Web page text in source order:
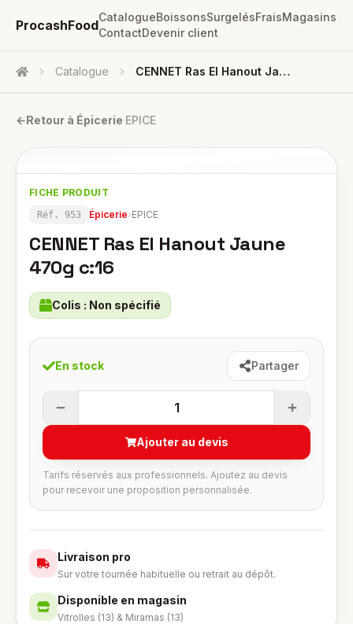
ProcashFood
CatalogueBoissonsSurgelésFraisMagasins
ContactDevenir client
Accueil Catalogue CENNET Ras El Hanout Jaune 470g C:16
←Retour à Épicerie·EPICE
FICHE PRODUIT
Réf. 953 Épicerie›EPICE
CENNET Ras El Hanout Jaune
470g c:16
Colis : Non spécifié
En stock Partager
1
Ajouter au devis
Tarifs réservés aux professionnels. Ajoutez au devis
pour recevoir une proposition personnalisée.
Livraison pro
Sur votre tournée habituelle ou retrait au dépôt.
Disponible en magasin
Vitrolles (13) & Miramas (13)